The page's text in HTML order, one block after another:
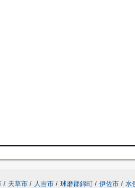
/ 天草市 / 人吉市 / 球磨郡錦町 / 伊佐市 / 水